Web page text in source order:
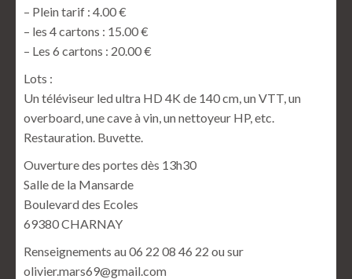
– Plein tarif : 4.00 €
– les 4 cartons : 15.00 €
– Les 6 cartons : 20.00 €
Lots :
Un téléviseur led ultra HD 4K de 140 cm, un VTT, un
overboard, une cave à vin, un nettoyeur HP, etc.
Restauration. Buvette.
Ouverture des portes dès 13h30
Salle de la Mansarde
Boulevard des Ecoles
69380 CHARNAY
Renseignements au 06 22 08 46 22 ou sur
olivier.mars69@gmail.com